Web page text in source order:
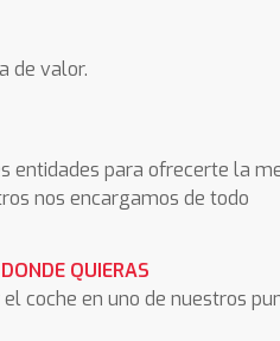
de valor.
entidades para ofrecerte la
nos encargamos de todo
QUIERAS
coche en uno de nuestros